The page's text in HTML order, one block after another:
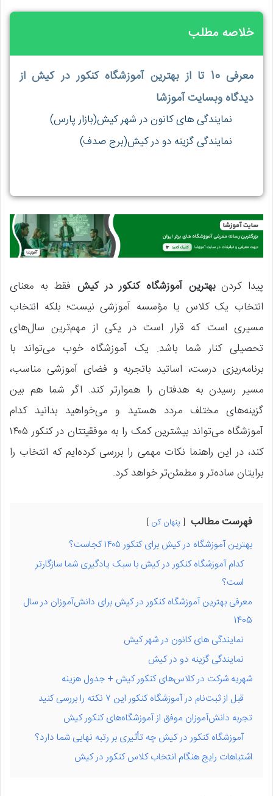
خلاصه مطلب
معرفی 10 تا از بهترین آموزشگاه کنکور در کیش از
دیدگاه وبسایت آموزشا
نمایندگی های کانون در شهر کیش(بازار پارس)
نمایندگی گزینه دو در کیش(برج صدف)
پیدا کردنبهترین آموزشگاه کنکور در کیش فقط به معنای
انتخاب یک کلاس یا مؤسسه آموزشی نیست؛ بلکه انتخاب
مسیری است که قرار است در یکی از مهم‌ترین سال‌های
تحصیلی کنار شما باشد. یک آموزشگاه خوب می‌تواند با
برنامه‌ریزی درست، اساتید باتجربه و فضای آموزشی مناسب،
مسیر رسیدن به هدفتان را هموارتر کند. اگر شما هم بین
گزینه‌های مختلف مردد هستید و می‌خواهید بدانید کدام
آموزشگاه می‌تواند بیشترین کمک را به موفقیتتان در کنکور ۱۴۰۵
کند، در این راهنما نکات مهمی را بررسی کرده‌ایم که انتخاب را
برایتان ساده‌تر و مطمئن‌تر خواهد کرد.
فهرست مطالب پنهان کن
بهترین آموزشگاه در کیش برای کنکور ۱۴۰۵ کجاست؟
کدام آموزشگاه کنکور در کیش با سبک یادگیری شما سازگارتر
است؟
معرفی بهترین آموزشگاه کنکور در کیش برای دانش‌آموزان در سال
1405
نمایندگی های کانون در شهر کیش
نمایندگی گزینه دو در کیش
شهریه شرکت در کلاس‌های کنکور کیش + جدول هزینه
قبل از ثبت‌نام در آموزشگاه کنکور این ۷ نکته را بررسی کنید
تجربه دانش‌آموزان موفق از آموزشگاه‌های کنکور کیش
آموزشگاه کنکور در کیش چه تأثیری بر رتبه نهایی شما دارد؟
اشتباهات رایج هنگام انتخاب کلاس کنکور در کیش